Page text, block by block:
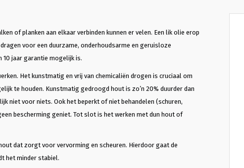
of planken aan elkaar verbinden kunnen er velen. Een lik olie erop
voor een duurzame, onderhoudsarme en geruisloze
10 jaar garantie mogelijk is.
Het kunstmatig en vrij van chemicaliën drogen is cruciaal om
te houden. Kunstmatig gedroogd hout is zo’n 20% duurder dan
niet voor niets. Ook het beperkt of niet behandelen (schuren,
bescherming geniet. Tot slot is het werken met dun hout of
dat zorgt voor vervorming en scheuren. Hierdoor gaat de
het minder stabiel.